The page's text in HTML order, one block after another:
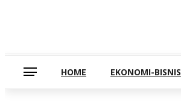
HOME EKONOMI-BISNIS